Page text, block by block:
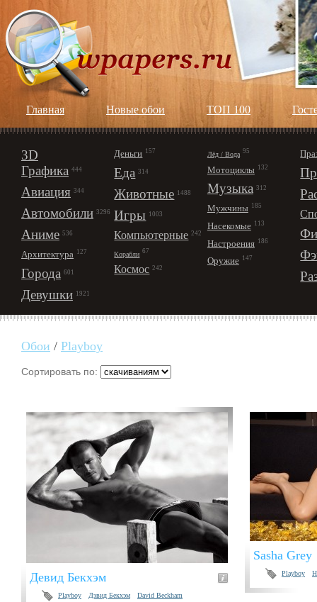
Главная Новые обои ТОП 100
3D
Графика 444
Авиация 344
Автомобили 3296
Аниме 536
Архитектура 127
Города 601
Девушки 1921
Деньги 157
Еда 314
Животные 1488
Игры 1003
Компьютерные 242
Корабли 67
Космос 242
Лёд / Вода 95
Мотоциклы 132
Музыка 312
Мужчины 185
Насекомые 113
Настроения 186
Оружие 147
Обои / Playboy
Сортировать по:
Девид Бекхэм
Playboy Дэвид Бекхэм David Beckham
Sasha Grey
Playboy